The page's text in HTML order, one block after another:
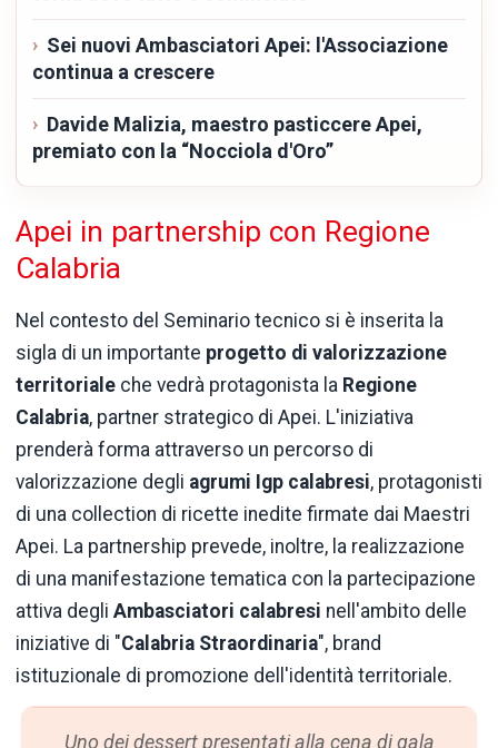
Sei nuovi Ambasciatori Apei: l'Associazione
continua a crescere
Davide Malizia, maestro pasticcere Apei,
premiato con la “Nocciola d'Oro”
Apei in partnership con Regione
Calabria
Nel contesto del Seminario tecnico si è inserita la
sigla di un importante progetto di valorizzazione
territoriale che vedrà protagonista la Regione
Calabria, partner strategico di Apei. L'iniziativa
prenderà forma attraverso un percorso di
valorizzazione degli agrumi Igp calabresi, protagonisti
di una collection di ricette inedite firmate dai Maestri
Apei. La partnership prevede, inoltre, la realizzazione
di una manifestazione tematica con la partecipazione
attiva degli Ambasciatori calabresi nell'ambito delle
iniziative di "Calabria Straordinaria", brand
istituzionale di promozione dell'identità territoriale.
Uno dei dessert presentati alla cena di gala